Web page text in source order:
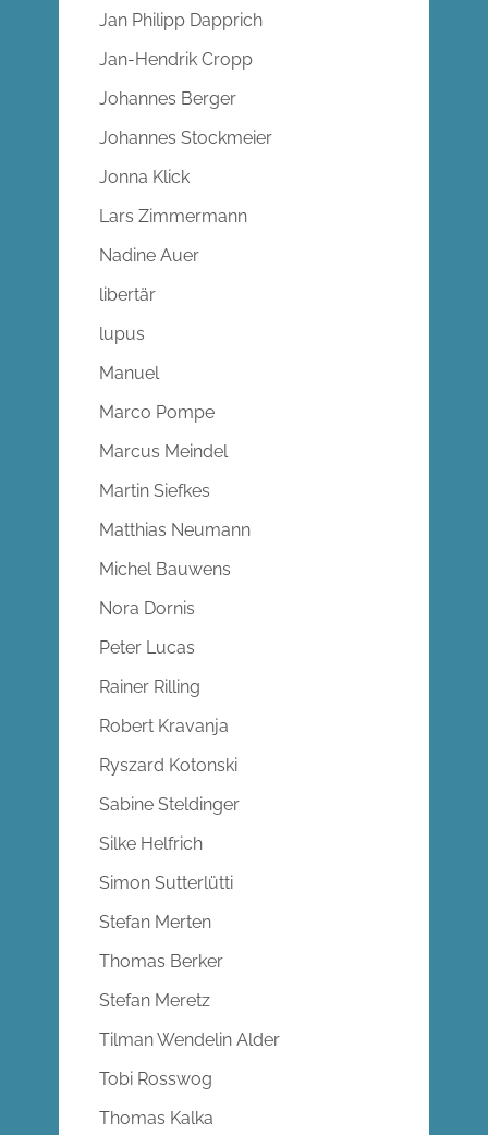
Jan Philipp Dapprich
Jan-Hendrik Cropp
Johannes Berger
Johannes Stockmeier
Jonna Klick
Lars Zimmermann
Nadine Auer
libertär
lupus
Manuel
Marco Pompe
Marcus Meindel
Martin Siefkes
Matthias Neumann
Michel Bauwens
Nora Dornis
Peter Lucas
Rainer Rilling
Robert Kravanja
Ryszard Kotonski
Sabine Steldinger
Silke Helfrich
Simon Sutterlütti
Stefan Merten
Thomas Berker
Stefan Meretz
Tilman Wendelin Alder
Tobi Rosswog
Thomas Kalka